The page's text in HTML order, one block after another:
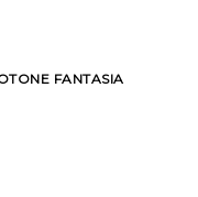
FANTASIA